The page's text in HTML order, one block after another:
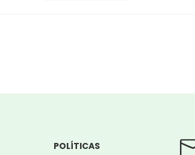
POLÍTICAS